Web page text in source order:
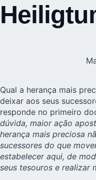
Qual a herança mais
deixar aos seus
responde no primeiro
dúvida, maior ação
herança mais preciosa
sucessores do que
estabelecer aqui, de
seus tesouros e realizar